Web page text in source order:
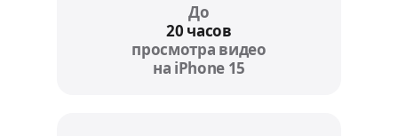
До
20 часов
просмотра видео
на iPhone 15